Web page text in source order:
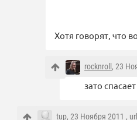
Хотя говорят, что
rocknroll , 23
зато
tup, 23 Ноября 2011 , url